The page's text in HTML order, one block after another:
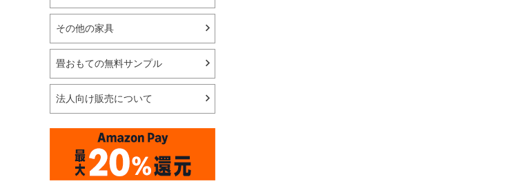
その他の家具
畳おもての無料サンプル
法人向け販売について